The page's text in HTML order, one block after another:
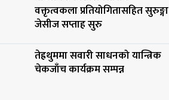
वक्तृत्वकला प्रतियोगितासहित सुरुङ्गा
जेसीज सप्ताह सुरु
तेह्रथुममा सवारी साधनको यान्त्रिक
चेकजाँच कार्यक्रम सम्पन्न